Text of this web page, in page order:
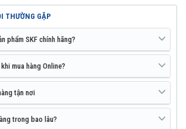
THƯỜNG GẶP
phẩm SKF chính hãng?
mua hàng Online?
tận nơi
trong bao lâu?